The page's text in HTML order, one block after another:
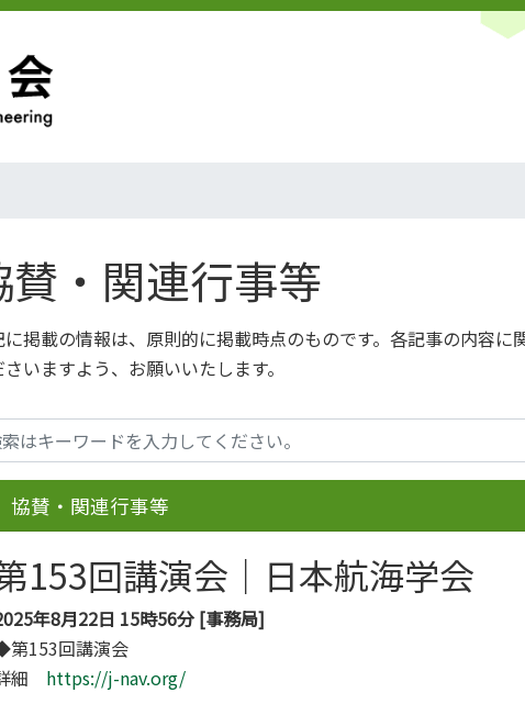
賛・関連行事等
に掲載の情報は、原則的に掲載時点のものです。各記事の内容
さいますよう、お願いいたします。
協賛・関連行事等
153回講演会｜日本航海学会
年8月22日 15時56分 [事務局]
153回講演会
細 https://j-nav.org/